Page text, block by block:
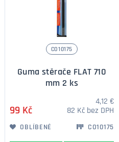
CO10175
Guma stěrače FLAT 710
mm 2 ks
99 Kč
4,12 €
82 Kč bez DPH
OBLÍBENÉ CO10175